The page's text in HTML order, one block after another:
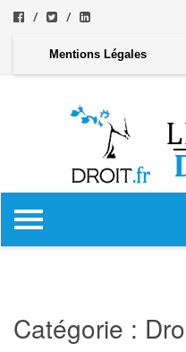
Mentions Légales
Catégorie :